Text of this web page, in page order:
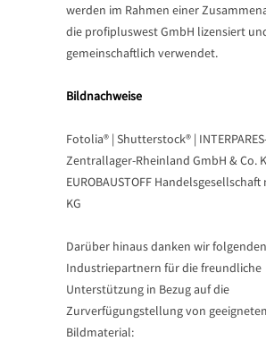
werden im Rahmen einer
die profipluswest GmbH lizensiert
gemeinschaftlich verwendet.
Bildnachweise
Fotolia® | Shutterstock® |
Zentrallager-Rheinland GmbH & Co.
EUROBAUSTOFF Handelsgesellschaft
KG
Darüber hinaus danken wir folgenden
Industriepartnern für die freundliche
Unterstützung in Bezug auf die
Zurverfügungstellung von
Bildmaterial: